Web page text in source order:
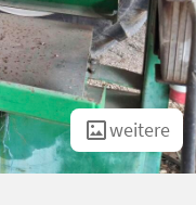
weitere